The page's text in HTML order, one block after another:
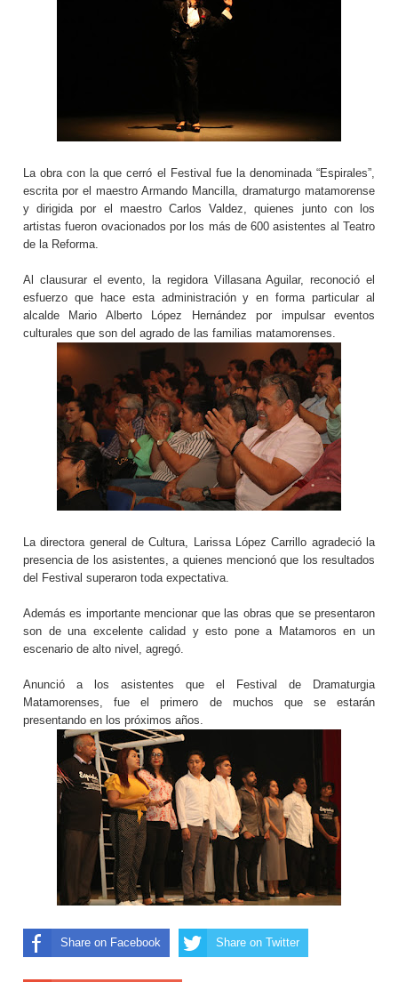
La obra con la que cerró el Festival fue la denominada “Espirales”,
escrita por el maestro Armando Mancilla, dramaturgo matamorense
y dirigida por el maestro Carlos Valdez, quienes junto con los
artistas fueron ovacionados por los más de 600 asistentes al Teatro
de la Reforma.
Al clausurar el evento, la regidora Villasana Aguilar, reconoció el
esfuerzo que hace esta administración y en forma particular al
alcalde Mario Alberto López Hernández por impulsar eventos
culturales que son del agrado de las familias matamorenses.
La directora general de Cultura, Larissa López Carrillo agradeció la
presencia de los asistentes, a quienes mencionó que los resultados
del Festival superaron toda expectativa.
Además es importante mencionar que las obras que se presentaron
son de una excelente calidad y esto pone a Matamoros en un
escenario de alto nivel, agregó.
Anunció a los asistentes que el Festival de Dramaturgia
Matamorenses, fue el primero de muchos que se estarán
presentando en los próximos años.
Share on Facebook Share on Twitter